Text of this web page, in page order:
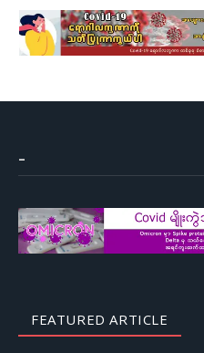
–
FEATURED ARTICLE